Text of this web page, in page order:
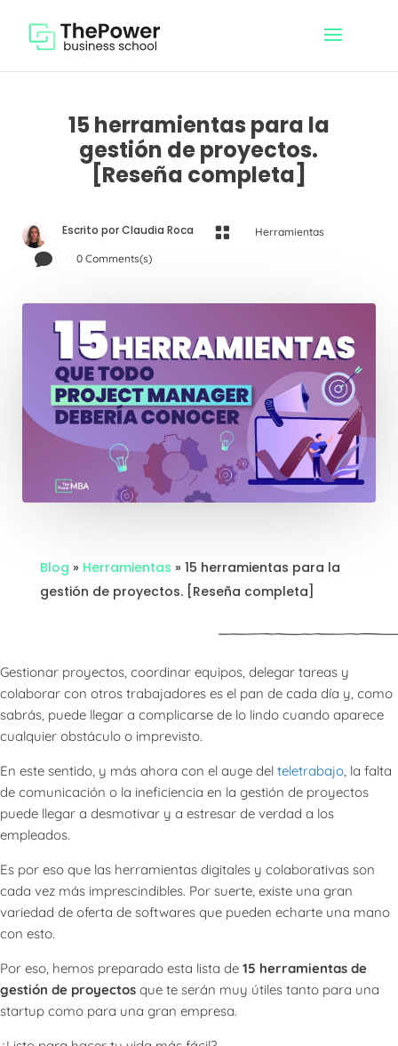
15 herramientas para la
gestión de proyectos.
[Reseña completa]
Escrito porClaudia Roca  Herramientas
 0 Comments(s)
Blog » Herramientas » 15 herramientas para la
gestión de proyectos. [Reseña completa]
Gestionar proyectos, coordinar equipos, delegar tareas y
colaborar con otros trabajadores es el pan de cada día y, como
sabrás, puede llegar a complicarse de lo lindo cuando aparece
cualquier obstáculo o imprevisto.
En este sentido, y más ahora con el auge del teletrabajo, la falta
de comunicación o la ineficiencia en la gestión de proyectos
puede llegar a desmotivar y a estresar de verdad a los
empleados.
Es por eso que las herramientas digitales y colaborativas son
cada vez más imprescindibles. Por suerte, existe una gran
variedad de oferta de softwares que pueden echarte una mano
con esto.
Por eso, hemos preparado esta lista de 15 herramientas de
gestión de proyectos que te serán muy útiles tanto para una
startup como para una gran empresa.